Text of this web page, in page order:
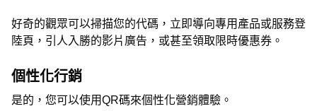
好奇的觀眾可以掃描您的代碼，立即導向專用產品或服務登
陸頁，引人入勝的影片廣告，或甚至領取限時優惠券。
個性化行銷
是的，您可以使用QR碼來個性化營銷體驗。